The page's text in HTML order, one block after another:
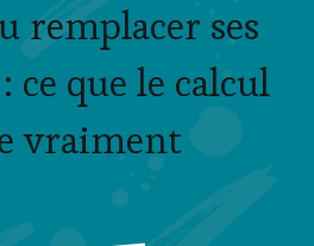
remplacer ses
ce que le calcul
vraiment